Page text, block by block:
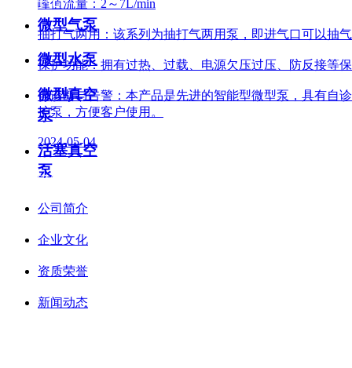
峰值流量：2～7L/min
抽打气两用：该系列为抽打气两用泵，即进气口可以抽
保护功能：拥有过热、过载、电源欠压过压、防反接等
自诊断与告警：本产品是先进的智能型微型泵，具有自
护泵，方便客户使用。
2024-05-04
微型气泵
微型水泵
微型真空
泵
活塞真空
泵
关于我们
公司简介
企业文化
资质荣誉
新闻动态